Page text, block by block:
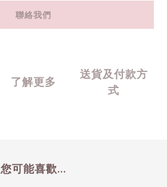
聯絡我們
了解更多
送貨及付款方
式
您可能喜歡...